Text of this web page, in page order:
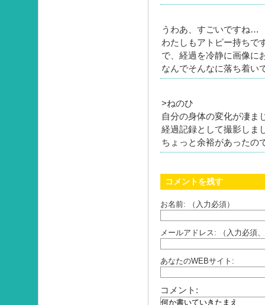
うわあ、すごいですね…
わたしもアトピー持ちで
で、経過を冷静に画像に
なんでそんなに落ち着い
>ねのひ
自分の身体の変化が凄ま
経過記録として撮影しま
ちょっと余裕があったの
コメントを残す
お名前: （入力必須）
メールアドレス: （入力必須
あなたのWEBサイト:
コメント: